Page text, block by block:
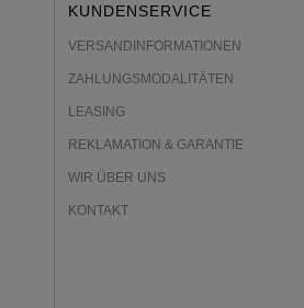
KUNDENSERVICE
VERSANDINFORMATIONEN
ZAHLUNGSMODALITÄTEN
LEASING
REKLAMATION & GARANTIE
WIR ÜBER UNS
KONTAKT